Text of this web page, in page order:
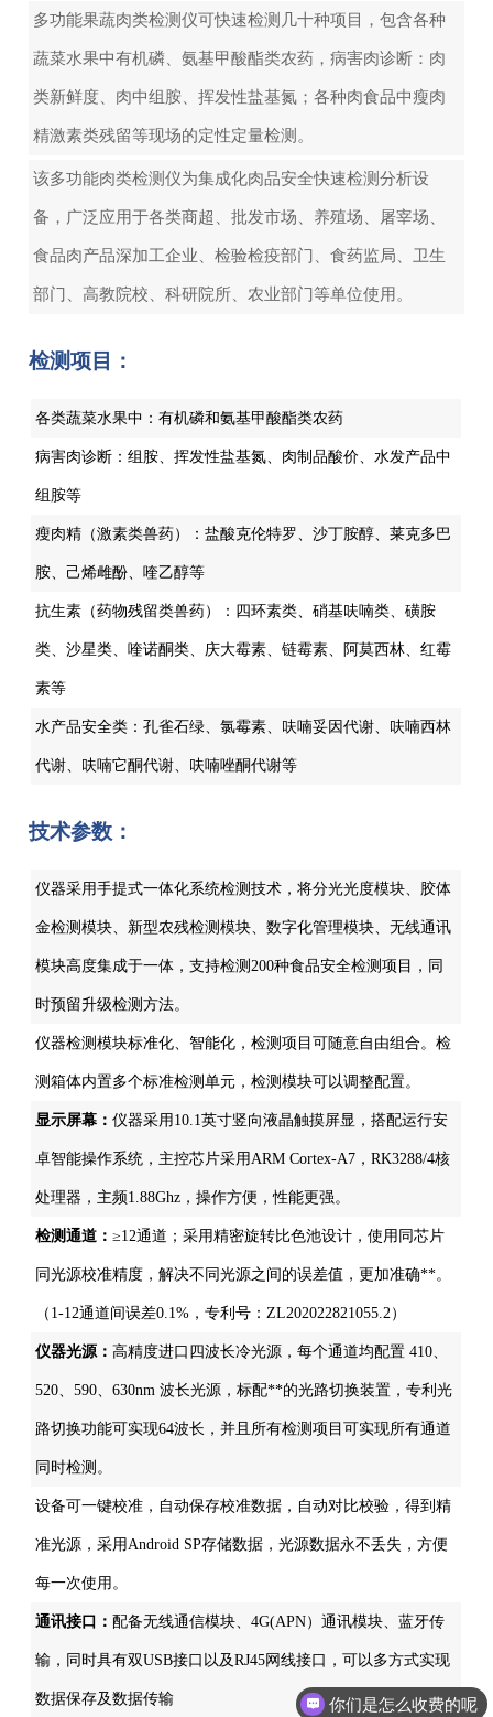
多功能果蔬肉类检测仪可快速检测几十种项目，包含各种
蔬菜水果中有机磷、氨基甲酸酯类农药，病害肉诊断：肉
类新鲜度、肉中组胺、挥发性盐基氮；各种肉食品中瘦肉
精激素类残留等现场的定性定量检测。
该多功能肉类检测仪为集成化肉品安全快速检测分析设
备，广泛应用于各类商超、批发市场、养殖场、屠宰场、
食品肉产品深加工企业、检验检疫部门、食药监局、卫生
部门、高教院校、科研院所、农业部门等单位使用。
检测项目：
各类蔬菜水果中：有机磷和氨基甲酸酯类农药
病害肉诊断：组胺、挥发性盐基氮、肉制品酸价、水发产品中
组胺等
瘦肉精（激素类兽药）：盐酸克伦特罗、沙丁胺醇、莱克多巴
胺、己烯雌酚、喹乙醇等
抗生素（药物残留类兽药）：四环素类、硝基呋喃类、磺胺
类、沙星类、喹诺酮类、庆大霉素、链霉素、阿莫西林、红霉
素等
水产品安全类：孔雀石绿、氯霉素、呋喃妥因代谢、呋喃西林
代谢、呋喃它酮代谢、呋喃唑酮代谢等
技术参数：
仪器采用手提式一体化系统检测技术，将分光光度模块、胶体
金检测模块、新型农残检测模块、数字化管理模块、无线通讯
模块高度集成于一体，支持检测200种食品安全检测项目，同
时预留升级检测方法。
仪器检测模块标准化、智能化，检测项目可随意自由组合。检
测箱体内置多个标准检测单元，检测模块可以调整配置。
显示屏幕：仪器采用10.1英寸竖向液晶触摸屏显，搭配运行安
卓智能操作系统，主控芯片采用ARM Cortex-A7，RK3288/4核
处理器，主频1.88Ghz，操作方便，性能更强。
检测通道：≥12通道；采用精密旋转比色池设计，使用同芯片
同光源校准精度，解决不同光源之间的误差值，更加准确**。
（1-12通道间误差0.1%，专利号：ZL202022821055.2）
仪器光源：高精度进口四波长冷光源，每个通道均配置 410、
520、590、630nm 波长光源，标配**的光路切换装置，专利光
路切换功能可实现64波长，并且所有检测项目可实现所有通道
同时检测。
设备可一键校准，自动保存校准数据，自动对比校验，得到精
准光源，采用Android SP存储数据，光源数据永不丢失，方便
每一次使用。
通讯接口： 配备无线通信模块、4G(APN）通讯模块、蓝牙传
输，同时具有双USB接口以及RJ45网线接口，可以多方式实现
数据保存及数据传输 你们是怎么收费的呢